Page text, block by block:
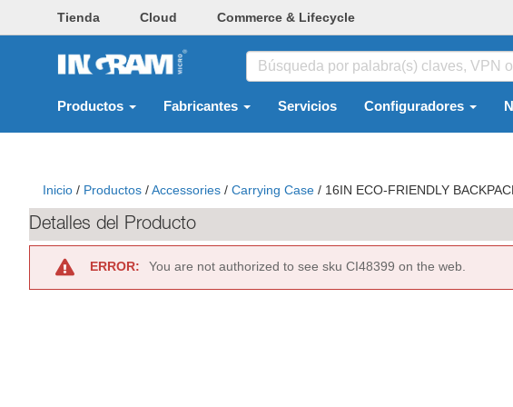
Tienda Cloud Commerce & Lifecycle
Productos Fabricantes Servicios Configuradores
Inicio / Productos /Accessories / Carrying Case / 16IN ECO-FRIENDLY
Detalles del Producto
ERROR: You are not authorized to see sku CI48399 on the web.